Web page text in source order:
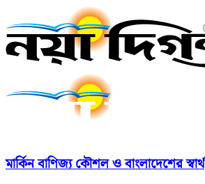
মার্কিন বাণিজ্য কৌশল ও বাংলাদেশের স্বার্থ